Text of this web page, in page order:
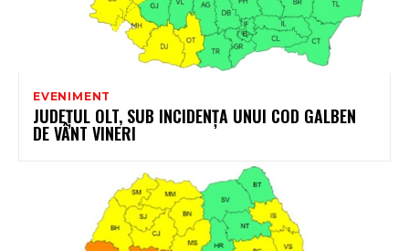
EVENIMENT
JUDEȚUL OLT, SUB INCIDENȚA UNUI COD GALBEN
DE VÂNT VINERI